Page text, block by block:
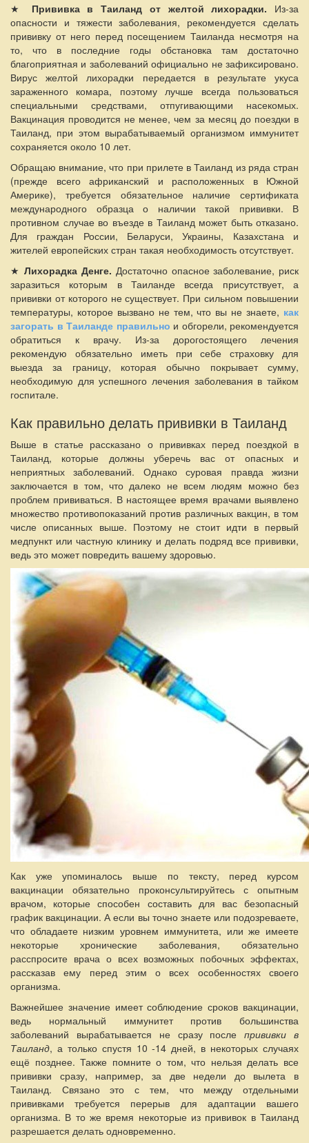
★ Прививка в Таиланд от желтой лихорадки. Из-за
опасности и тяжести заболевания, рекомендуется сделать
прививку от него перед посещением Таиланда несмотря на
то, что в последние годы обстановка там достаточно
благоприятная и заболеваний официально не зафиксировано.
Вирус желтой лихорадки передается в результате укуса
зараженного комара, поэтому лучше всегда пользоваться
специальными средствами, отпугивающими насекомых.
Вакцинация проводится не менее, чем за месяц до поездки в
Таиланд, при этом вырабатываемый организмом иммунитет
сохраняется около 10 лет.
Обращаю внимание, что при прилете в Таиланд из ряда стран
(прежде всего африканский и расположенных в Южной
Америке), требуется обязательное наличие сертификата
международного образца о наличии такой прививки. В
противном случае во въезде в Таиланд может быть отказано.
Для граждан России, Беларуси, Украины, Казахстана и
жителей европейских стран такая необходимость отсутствует.
★Лихорадка Денге. Достаточно опасное заболевание, риск
заразиться которым в Таиланде всегда присутствует, а
прививки от которого не существует. При сильном повышении
температуры, которое вызвано не тем, что вы не знаете, как
загорать в Таиланде правильно и обгорели, рекомендуется
обратиться к врачу. Из-за дорогостоящего лечения
рекомендую обязательно иметь при себе страховку для
выезда за границу, которая обычно покрывает сумму,
необходимую для успешного лечения заболевания в тайком
госпитале.
Как правильно делать прививки в Таиланд
Выше в статье рассказано о прививках перед поездкой в
Таиланд, которые должны уберечь вас от опасных и
неприятных заболеваний. Однако суровая правда жизни
заключается в том, что далеко не всем людям можно без
проблем прививаться. В настоящее время врачами выявлено
множество противопоказаний против различных вакцин, в том
числе описанных выше. Поэтому не стоит идти в первый
медпункт или частную клинику и делать подряд все прививки,
ведь это может повредить вашему здоровью.
Как уже упоминалось выше по тексту, перед курсом
вакцинации обязательно проконсультируйтесь с опытным
врачом, которые способен составить для вас безопасный
график вакцинации. А если вы точно знаете или подозреваете,
что обладаете низким уровнем иммунитета, или же имеете
некоторые хронические заболевания, обязательно
расспросите врача о всех возможных побочных эффектах,
рассказав ему перед этим о всех особенностях своего
организма.
Важнейшее значение имеет соблюдение сроков вакцинации,
ведь нормальный иммунитет против большинства
заболеваний вырабатывается не сразу послепрививки в
Таиланд, а только спустя 10 -14 дней, в некоторых случаях
ещё позднее. Также помните о том, что нельзя делать все
прививки сразу, например, за две недели до вылета в
Таиланд. Связано это с тем, что между отдельными
прививками требуется перерыв для адаптации вашего
организма. В то же время некоторые из прививок в Таиланд
разрешается делать одновременно.